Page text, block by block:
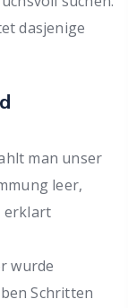
dasjenige
man unser
leer,
erklart
wurde
Schritten